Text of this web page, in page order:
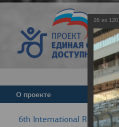
О проекте Команда
6th International Rezept-
26 из 120